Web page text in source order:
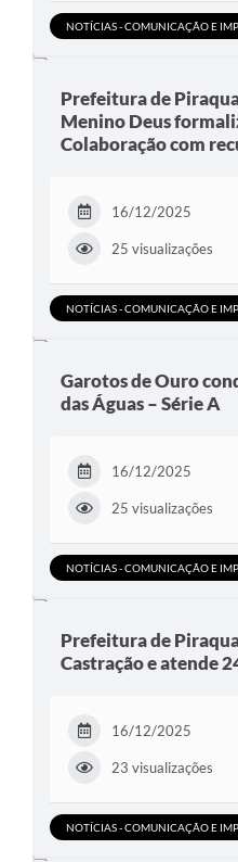
NOTÍCIAS - COMUNICAÇÃO E
Prefeitura de
Menino Deus
Colaboração com
16/12/2025
25 visualizações
NOTÍCIAS - COMUNICAÇÃO E
Garotos de Ouro
das Águas – Série A
16/12/2025
25 visualizações
NOTÍCIAS - COMUNICAÇÃO E
Prefeitura de
Castração e atende
16/12/2025
23 visualizações
NOTÍCIAS - COMUNICAÇÃO E